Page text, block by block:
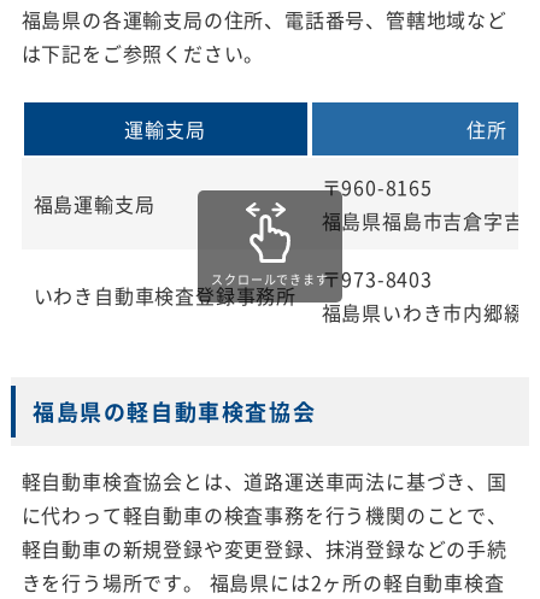
福島県の各運輸支局の住所、電話番号、管轄地域など
は下記をご参照ください。
運輸支局 住所
福島運輸支局
〒960-8165
福島県福島市吉倉字吉
いわき自動車検査登録事務所
〒973-8403
福島県いわき市内郷綴
スクロールできます
福島県の軽自動車検査協会
軽自動車検査協会とは、道路運送車両法に基づき、国
に代わって軽自動車の検査事務を行う機関のことで、
軽自動車の新規登録や変更登録、抹消登録などの手続
きを行う場所です。 福島県には2ヶ所の軽自動車検査